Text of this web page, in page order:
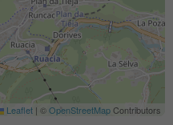
Leaflet | ©OpenStreetMapContributors